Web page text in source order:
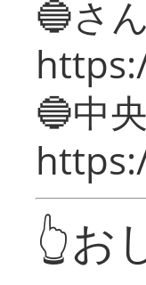
🔵さ
🔵中
👆